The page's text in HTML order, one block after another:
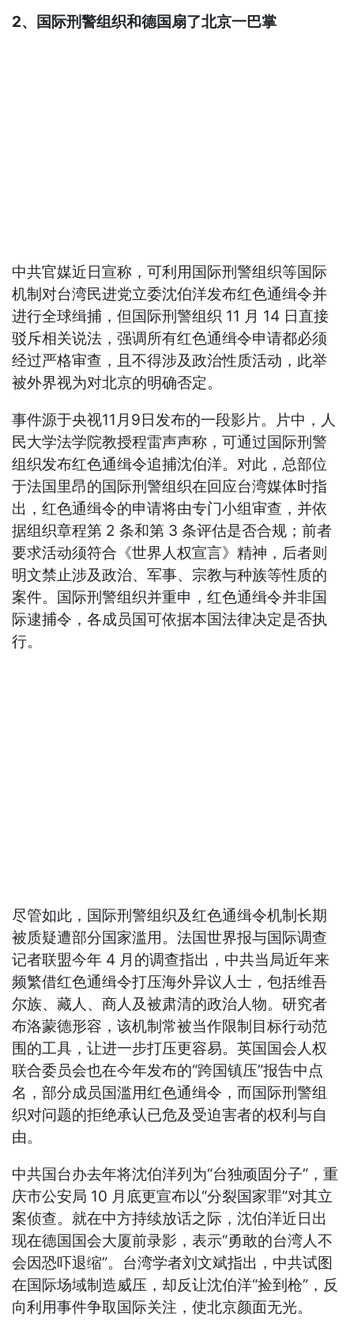
2、国际刑警组织和德国扇了北京一巴掌
中共官媒近日宣称，可利用国际刑警组织等国际
机制对台湾民进党立委沈伯洋发布红色通缉令并
进行全球缉捕，但国际刑警组织 11 月 14 日直接
驳斥相关说法，强调所有红色通缉令申请都必须
经过严格审查，且不得涉及政治性质活动，此举
被外界视为对北京的明确否定。
事件源于央视11月9日发布的一段影片。片中，人
民大学法学院教授程雷声声称，可通过国际刑警
组织发布红色通缉令追捕沈伯洋。对此，总部位
于法国里昂的国际刑警组织在回应台湾媒体时指
出，红色通缉令的申请将由专门小组审查，并依
据组织章程第 2 条和第 3 条评估是否合规；前者
要求活动须符合《世界人权宣言》精神，后者则
明文禁止涉及政治、军事、宗教与种族等性质的
案件。国际刑警组织并重申，红色通缉令并非国
际逮捕令，各成员国可依据本国法律决定是否执
行。
尽管如此，国际刑警组织及红色通缉令机制长期
被质疑遭部分国家滥用。法国世界报与国际调查
记者联盟今年 4 月的调查指出，中共当局近年来
频繁借红色通缉令打压海外异议人士，包括维吾
尔族、藏人、商人及被肃清的政治人物。研究者
布洛蒙德形容，该机制常被当作限制目标行动范
围的工具，让进一步打压更容易。英国国会人权
联合委员会也在今年发布的“跨国镇压”报告中点
名，部分成员国滥用红色通缉令，而国际刑警组
织对问题的拒绝承认已危及受迫害者的权利与自
由。
中共国台办去年将沈伯洋列为“台独顽固分子”，重
庆市公安局 10 月底更宣布以“分裂国家罪”对其立
案侦查。就在中方持续放话之际，沈伯洋近日出
现在德国国会大厦前录影，表示“勇敢的台湾人不
会因恐吓退缩”。台湾学者刘文斌指出，中共试图
在国际场域制造威压，却反让沈伯洋“捡到枪”，反
向利用事件争取国际关注，使北京颜面无光。